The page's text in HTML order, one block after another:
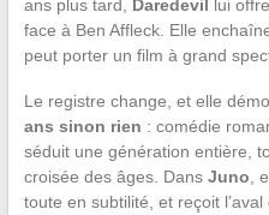
ans plus tard, Daredevil lui
face à Ben Affleck. Elle
peut porter un film à grand
Le registre change, et elle
ans sinon rien : comédie
séduit une génération entière,
croisée des âges. Dans Juno ,
toute en subtilité, et reçoit